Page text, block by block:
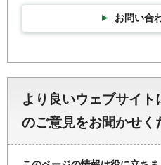
お問い合
より良いウェブサイト
のご意見をお聞かせく